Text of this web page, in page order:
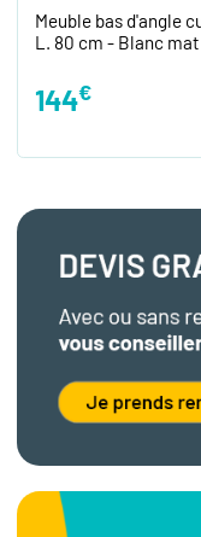
Meuble bas d'angle
L. 80 cm - Blanc mat
144€